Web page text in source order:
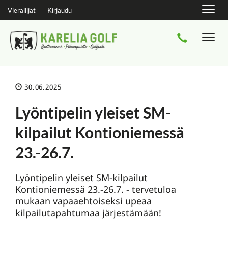
Vierailijat Kirjaudu
30.06.2025
Lyöntipelin yleiset SM-
kilpailut Kontioniemessä
23.-26.7.
Lyöntipelin yleiset SM-kilpailut
Kontioniemessä 23.-26.7. - tervetuloa
mukaan vapaaehtoiseksi upeaa
kilpailutapahtumaa järjestämään!​​​​​​​​​​​​